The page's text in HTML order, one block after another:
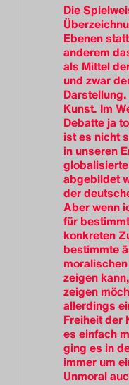
Die
Ebenen
anderem
als Mittel
und zwar
Kunst. Im
Debatte ja
ist es nicht
in unseren
abgebildet
der
Aber wenn
für
konkreten
bestimmte
zeigen
zeigen
allerdings
Freiheit der
es einfach
ging es in
immer um
Unmoral